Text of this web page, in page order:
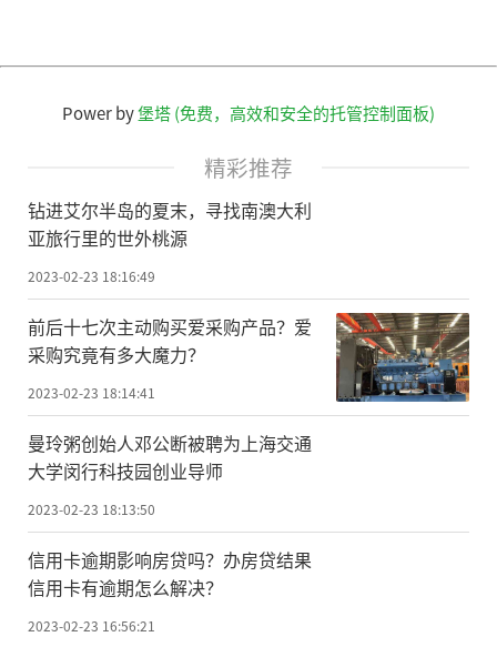
Power by堡塔 (免费，高效和安全的托管控制面板)
精彩推荐
钻进艾尔半岛的夏末，寻找南澳大利
亚旅行里的世外桃源
2023-02-23 18:16:49
前后十七次主动购买爱采购产品？爱
采购究竟有多大魔力？
2023-02-23 18:14:41
曼玲粥创始人邓公断被聘为上海交通
大学闵行科技园创业导师
2023-02-23 18:13:50
信用卡逾期影响房贷吗？办房贷结果
信用卡有逾期怎么解决？
2023-02-23 16:56:21